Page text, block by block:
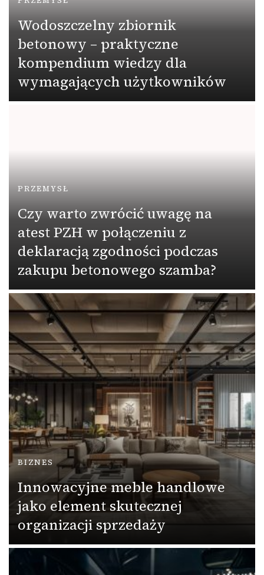
Wodoszczelny zbiornik
betonowy – praktyczne
kompendium wiedzy dla
wymagających użytkowników
PRZEMYSŁ
Czy warto zwrócić uwagę na
atest PZH w połączeniu z
deklaracją zgodności podczas
zakupu betonowego szamba?
BIZNES
Innowacyjne meble handlowe
jako element skutecznej
organizacji sprzedaży